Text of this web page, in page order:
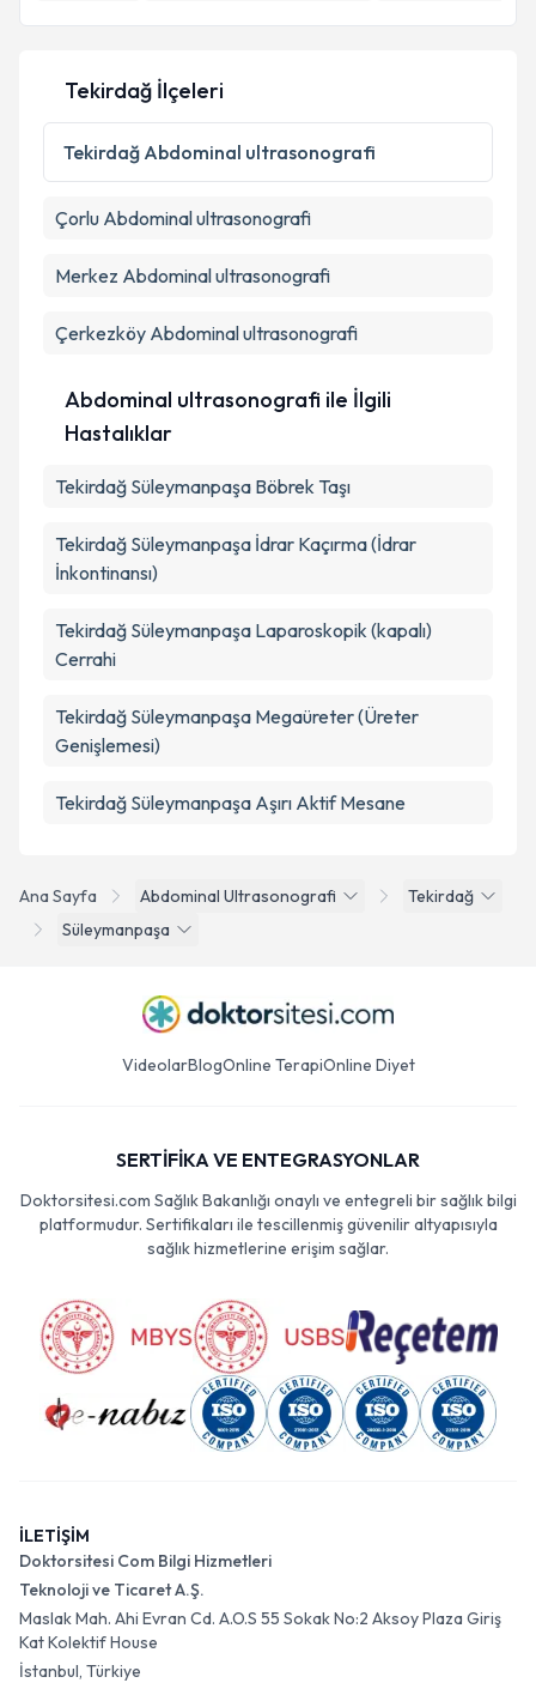
E-posta Adresiniz
Kişisel verilerimin işlenmesine ilişkin
Metni'ni okudum ve kişisel verilerimin belirtilen
Takvim Talebini Gönder
Ana Sayfa Abdominal Ultrasonografi
Tekirdağ
Süleymanpaşa
Tekirdağ İlçeleri
Tekirdağ Abdominal ultrasonografi
Çorlu Abdominal ultrasonografi
Merkez Abdominal ultrasonografi
Çerkezköy Abdominal ultrasonografi
Abdominal ultrasonografi ile İlgili
Hastalıklar
Tekirdağ Süleymanpaşa Böbrek Taşı
Tekirdağ Süleymanpaşa İdrar Kaçırma (İdrar
İnkontinansı)
Tekirdağ Süleymanpaşa Laparoskopik (kapalı)
Cerrahi
Tekirdağ Süleymanpaşa Megaüreter (Üreter
Genişlemesi)
Tekirdağ Süleymanpaşa Aşırı Aktif Mesane
VideolarBlogOnline TerapiOnline Diyet
SERTİFİKA VE ENTEGRASYONLAR
Doktorsitesi.com Sağlık Bakanlığı onaylı ve entegreli bir sağlık bilgi
platformudur. Sertifikaları ile tescillenmiş güvenilir altyapısıyla
sağlık hizmetlerine erişim sağlar.
İLETİŞİM
Doktorsitesi Com Bilgi Hizmetleri
Teknoloji ve Ticaret A.Ş.
Maslak Mah. Ahi Evran Cd. A.O.S 55 Sokak No:2 Aksoy Plaza Giriş
Kat Kolektif House
İstanbul, Türkiye